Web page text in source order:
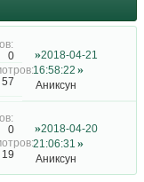
0
57
2018-04-21
16:58:22
Аниксун
0
19
2018-04-20
21:06:31
Аниксун